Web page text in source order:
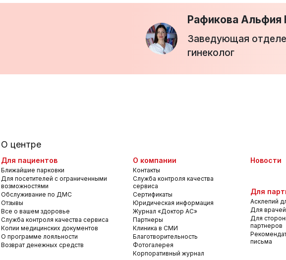
Рафикова Альфия
Заведующая
гинеколог
О центре
Для пациентов
Ближайшие парковки
Для посетителей с ограниченными
возможностями
Обслуживание по ДМС
Отзывы
Все о вашем здоровье
Служба контроля качества сервиса
Копии медицинских документов
О программе лояльности
Возврат денежных средств
О компании
Контакты
Служба контроля качества
сервиса
Сертификаты
Юридическая информация
Журнал «Доктор АС»
Партнеры
Клиника в СМИ
Благотворительность
Фотогалерея
Корпоративный журнал
Новости
Для
Асклепий
Для
Для
партнеров
письма